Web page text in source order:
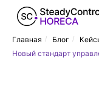
Главная / Блог /
Новый стандарт